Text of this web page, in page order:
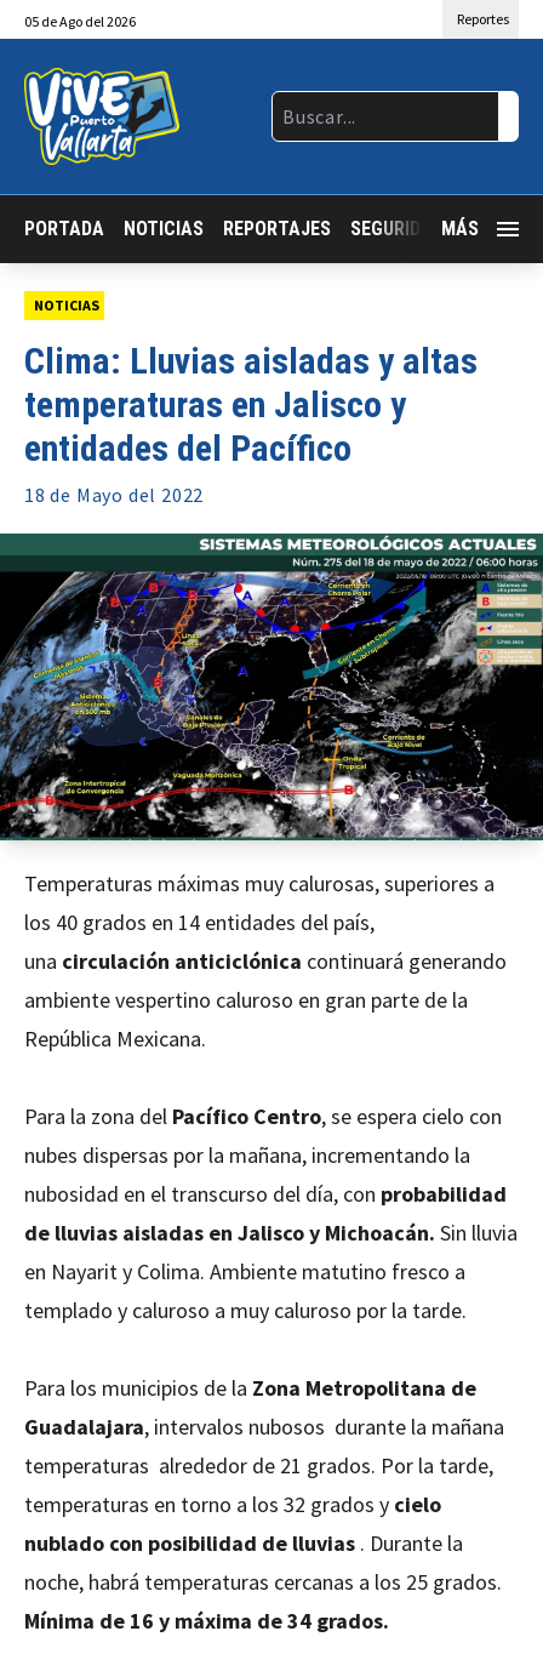
05 deAgo del 2026 Reportes
PORTADA NOTICIAS REPORTAJES SEGURIDAD JALISCO
MÁS
NOTICIAS
Clima: Lluvias aisladas y altas
temperaturas en Jalisco y
entidades del Pacífico
18 de Mayo del 2022
Temperaturas máximas muy calurosas, superiores a
los 40 grados en 14 entidades del país,
una circulación anticiclónica continuará generando
ambiente vespertino caluroso en gran parte de la
República Mexicana.
Para la zona del Pacífico Centro, se espera cielo con
nubes dispersas por la mañana, incrementando la
nubosidad en el transcurso del día, con probabilidad
de lluvias aisladas en Jalisco y Michoacán. Sin lluvia
en Nayarit y Colima. Ambiente matutino fresco a
templado y caluroso a muy caluroso por la tarde.
Para los municipios de la Zona Metropolitana de
Guadalajara, intervalos nubosos durante la mañana
temperaturas alrededor de 21 grados. Por la tarde,
temperaturas en torno a los 32 grados y cielo
nublado con posibilidad de lluvias . Durante la
noche, habrá temperaturas cercanas a los 25 grados.
Mínima de 16 y máxima de 34 grados.